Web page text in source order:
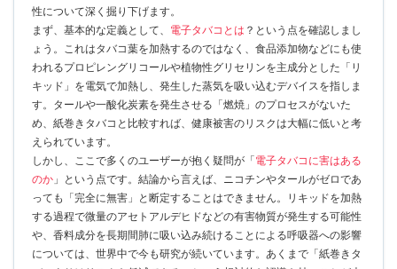
性について深く掘り下げます。
まず、基本的な定義として、 電子タバコとは ？という点を確認しまし
ょう。これはタバコ葉を加熱するのではなく、食品添加物などにも使
われるプロピレングリコールや植物性グリセリンを主成分とした「リ
キッド」を電気で加熱し、発生した蒸気を吸い込むデバイスを指しま
す。タールや一酸化炭素を発生させる「燃焼」のプロセスがないた
め、紙巻きタバコと比較すれば、健康被害のリスクは大幅に低いと考
えられています。
しかし、ここで多くのユーザーが抱く疑問が「電子タバコに害はある
のか 」という点です。結論から言えば、ニコチンやタールがゼロであ
っても「完全に無害」と断定することはできません。リキッドを加熱
する過程で微量のアセトアルデヒドなどの有害物質が発生する可能性
や、香料成分を長期間肺に吸い込み続けることによる呼吸器への影響
については、世界中で今も研究が続いています。あくまで「紙巻きタ